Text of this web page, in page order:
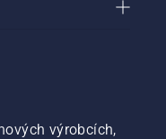
výrobcích,